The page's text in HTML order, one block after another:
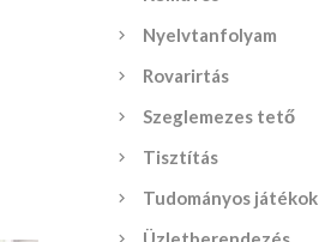
Nyelvtanfolyam
Rovarirtás
Szeglemezes tető
Tisztítás
Tudományos játékok